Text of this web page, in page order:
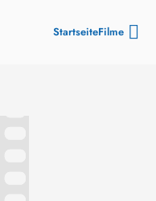
StartseiteFilme